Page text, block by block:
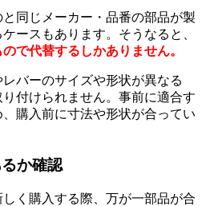
同じメーカー・品番の部品が製
ースもあります。そうなると、
で代替するしかありません。
バーのサイズや形状が異なる
付けられません。事前に適合す
購入前に寸法や形状が合ってい
か確認
く購入する際、万が一部品が合